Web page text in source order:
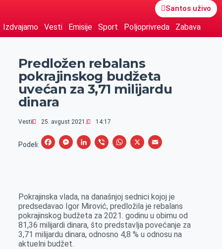
Santos uživo
Izdvajamo Vesti Emisije Sport Poljoprivreda Zabava
Predložen rebalans
pokrajinskog budžeta
uvećan za 3,71 milijardu
dinara
Vesti 25. avgust 2021. 14:17
Podeli:
F
b
o
o
k
M
e
n
g
e
L
e
d
I
n
V
r
W
s
A
p
p
X
E
l
Pokrajinska vlada, na današnjoj sednici kojoj je
predsedavao Igor Mirović, predložila je rebalans
pokrajinskog budžeta za 2021. godinu u obimu od
81,36 milijardi dinara, što predstavlja povećanje za
3,71 milijardu dinara, odnosno 4,8 % u odnosu na
aktuelni budžet.